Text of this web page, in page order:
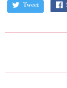
Tweet